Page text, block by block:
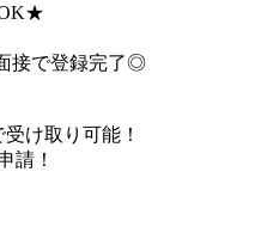
接で登録完了◎
け取り可能！
請！